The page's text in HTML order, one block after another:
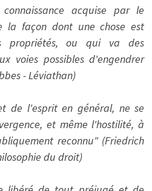
acquise par le
la façon dont une chose est
propriétés, ou qui va des
voies possibles d'engendrer
- Léviathan)
de l'esprit en général, ne se
et même l'hostilité, à
reconnu" (Friedrich
du droit)